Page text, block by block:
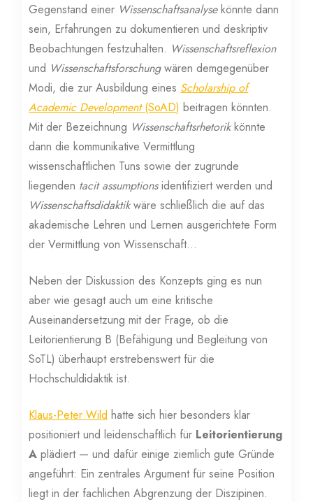
Gegenstand einer Wissenschaftsanalysekönnte dann
sein, Erfahrungen zu dokumentieren und deskriptiv
Beobachtungen festzuhalten. Wissenschaftsreflexion
und Wissenschaftsforschungwären demgegenüber
Modi, die zur Ausbildung eines Scholarship of
Academic Development(SoAD) beitragen könnten.
Mit der Bezeichnung Wissenschaftsrhetorikkönnte
dann die kommunikative Vermittlung
wissenschaftlichen Tuns sowie der zugrunde
liegenden tacit assumptionsidentifiziert werden und
Wissenschaftsdidaktikwäre schließlich die auf das
akademische Lehren und Lernen ausgerichtete Form
der Vermittlung von Wissenschaft…
Neben der Diskussion des Konzepts ging es nun
aber wie gesagt auch um eine kritische
Auseinandersetzung mit der Frage, ob die
Leitorientierung B (Befähigung und Begleitung von
SoTL) überhaupt erstrebenswert für die
Hochschuldidaktik ist.
Klaus-Peter Wild hatte sich hier besonders klar
positioniert und leidenschaftlich für Leitorientierung
A plädiert — und dafür einige ziemlich gute Gründe
angeführt: Ein zentrales Argument für seine Position
liegt in der fachlichen Abgrenzung der Diszipinen.